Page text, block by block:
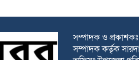
সম্পাদক ও
সম্পাদক কর্তৃক সারদা